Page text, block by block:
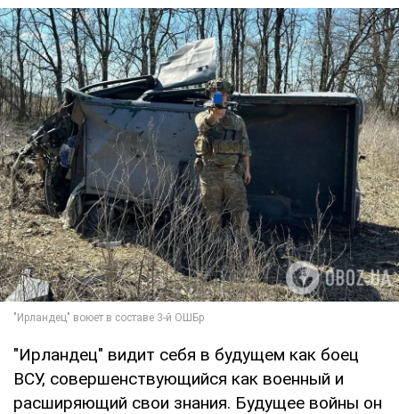
"Ирландец" видит себя в будущем как боец
ВСУ, совершенствующийся как военный и
расширяющий свои знания. Будущее войны он